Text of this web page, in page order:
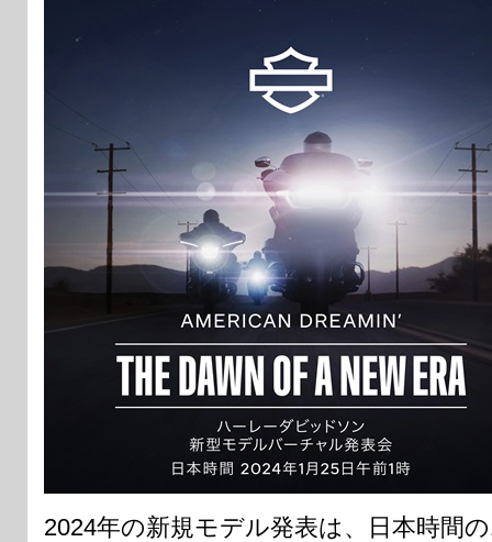
2024年の新規モデル発表は、日本時間